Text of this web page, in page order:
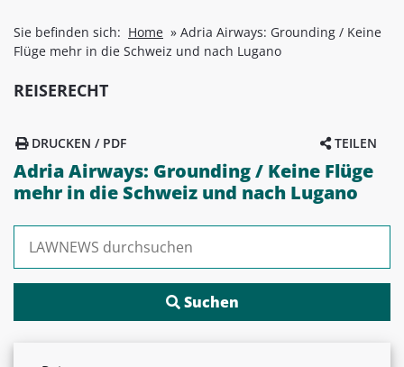
Sie befinden sich: Home » Adria Airways: Grounding / Keine
Flüge mehr in die Schweiz und nach Lugano
REISERECHT
TEILEN
DRUCKEN / PDF
Adria Airways: Grounding / Keine Flüge
mehr in die Schweiz und nach Lugano